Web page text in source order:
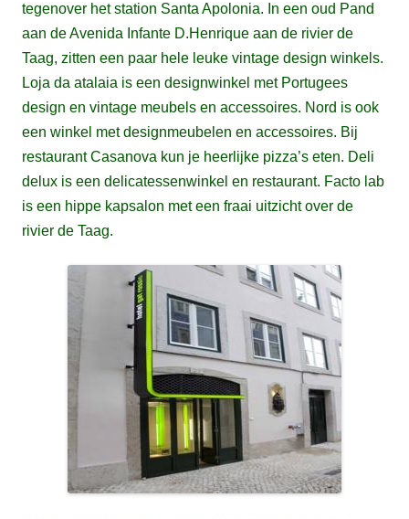
tegenover het station Santa Apolonia. In een oud Pand
aan de Avenida Infante D.Henrique aan de rivier de
Taag, zitten een paar hele leuke vintage design winkels.
Loja da atalaia is een designwinkel met Portugees
design en vintage meubels en accessoires. Nord is ook
een winkel met designmeubelen en accessoires. Bij
restaurant Casanova kun je heerlijke pizza’s eten. Deli
delux is een delicatessenwinkel en restaurant. Facto lab
is een hippe kapsalon met een fraai uitzicht over de
rivier de Taag.